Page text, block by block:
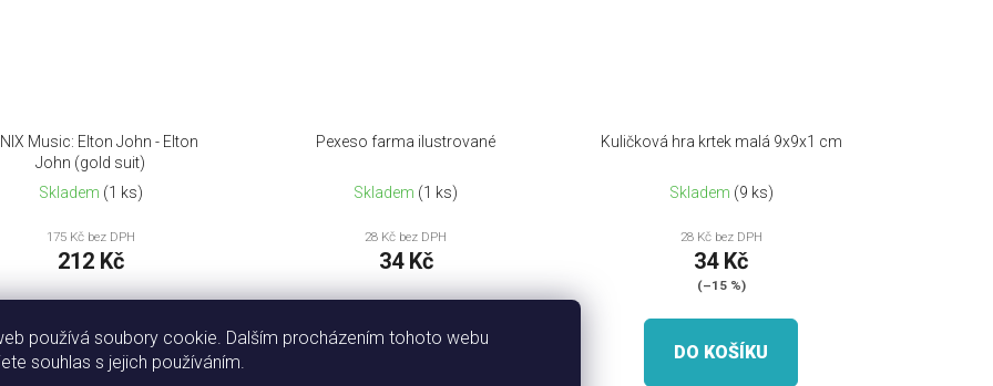
používá soubory cookie. Dalším procházením tohoto webu
souhlas s jejich používáním.
Music: Elton John - Elton
John (gold suit)
Skladem (1 ks)
175 Kč bez DPH
212 Kč
DO KOŠÍKU
Pexeso farma ilustrované
Skladem (1 ks)
28 Kč bez DPH
34 Kč
DO KOŠÍKU
Kuličková hra krtek malá 9x9x1 cm
Skladem (9 ks)
28 Kč bez DPH
34 Kč
(–15 %)
DO KOŠÍKU